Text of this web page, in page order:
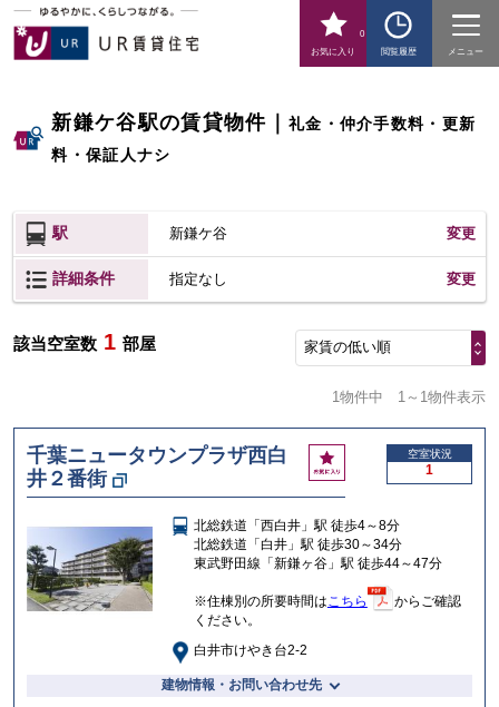
お気に入り
0
閲覧履歴
メニュー
新鎌ケ谷駅の賃貸物件
礼金・仲介手数料・更新
料・保証人ナシ
駅 新鎌ケ谷 変更
詳細条件 指定なし 変更
該当空室数 1 部屋 家賃の低い順
1物件中 1～1物件表示
千葉ニュータウンプラザ西白
井２番街
お
気
に
入
り
空室状況
1
北総鉄道「西白井」駅 徒歩4～8分
北総鉄道「白井」駅 徒歩30～34分
東武野田線「新鎌ヶ谷」駅 徒歩44～47分
※住棟別の所要時間は こちら
からご確認
ください。
白井市けやき台2-2
建物情報・お問い合わせ先